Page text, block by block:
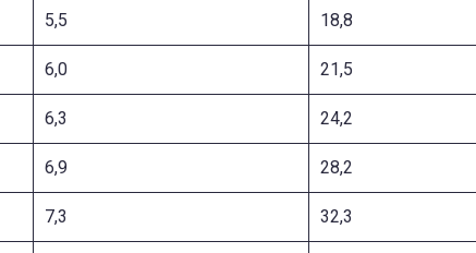
5,5 18,8
6,0 21,5
6,3 24,2
6,9 28,2
7,3 32,3